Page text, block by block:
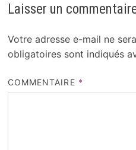
Laisser un
Votre adresse e-mail ne
obligatoires sont indiqués
COMMENTAIRE *